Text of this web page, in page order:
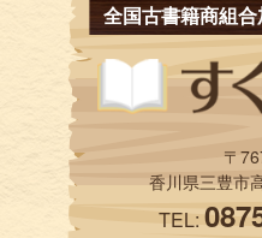
全国古書籍商組
〒
香川県三豊市
TEL: